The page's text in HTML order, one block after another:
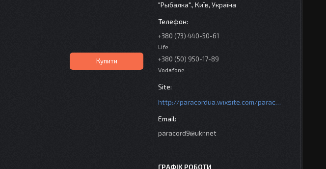
Купити
"Рыбалка"., Київ, Україна
+380 (73) 440-50-61
Life
+380 (50) 950-17-89
Vodafone
http://paracordua.wixsite.com/paracord
paracord9@ukr.net
ГРАФІК РОБОТИ